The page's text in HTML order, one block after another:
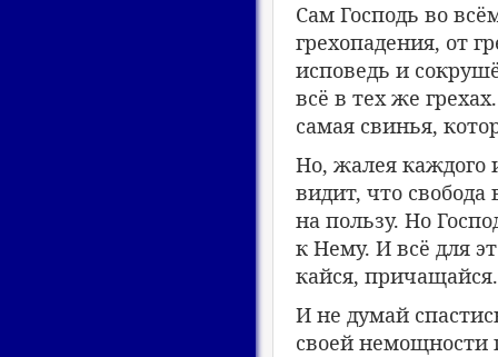
Сам Господь во
грехопадения, от
исповедь и
всё в тех же
самая свинья,
Но, жалея каждого
видит, что
на пользу. Но
к Нему. И всё для
кайся,
И не думай
своей немощности